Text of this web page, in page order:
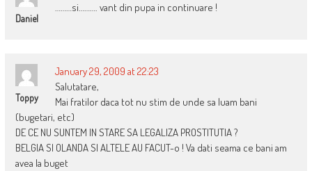
Daniel
………si………. vant din pupa in continuare !
Toppy
January 29, 2009 at 22:23
Salutatare,
Mai fratilor daca tot nu stim de unde sa luam bani
(bugetari, etc)
DE CE NU SUNTEM IN STARE SA LEGALIZA PROSTITUTIA ?
BELGIA SI OLANDA SI ALTELE AU FACUT-o ! Va dati seama ce bani am
avea la buget